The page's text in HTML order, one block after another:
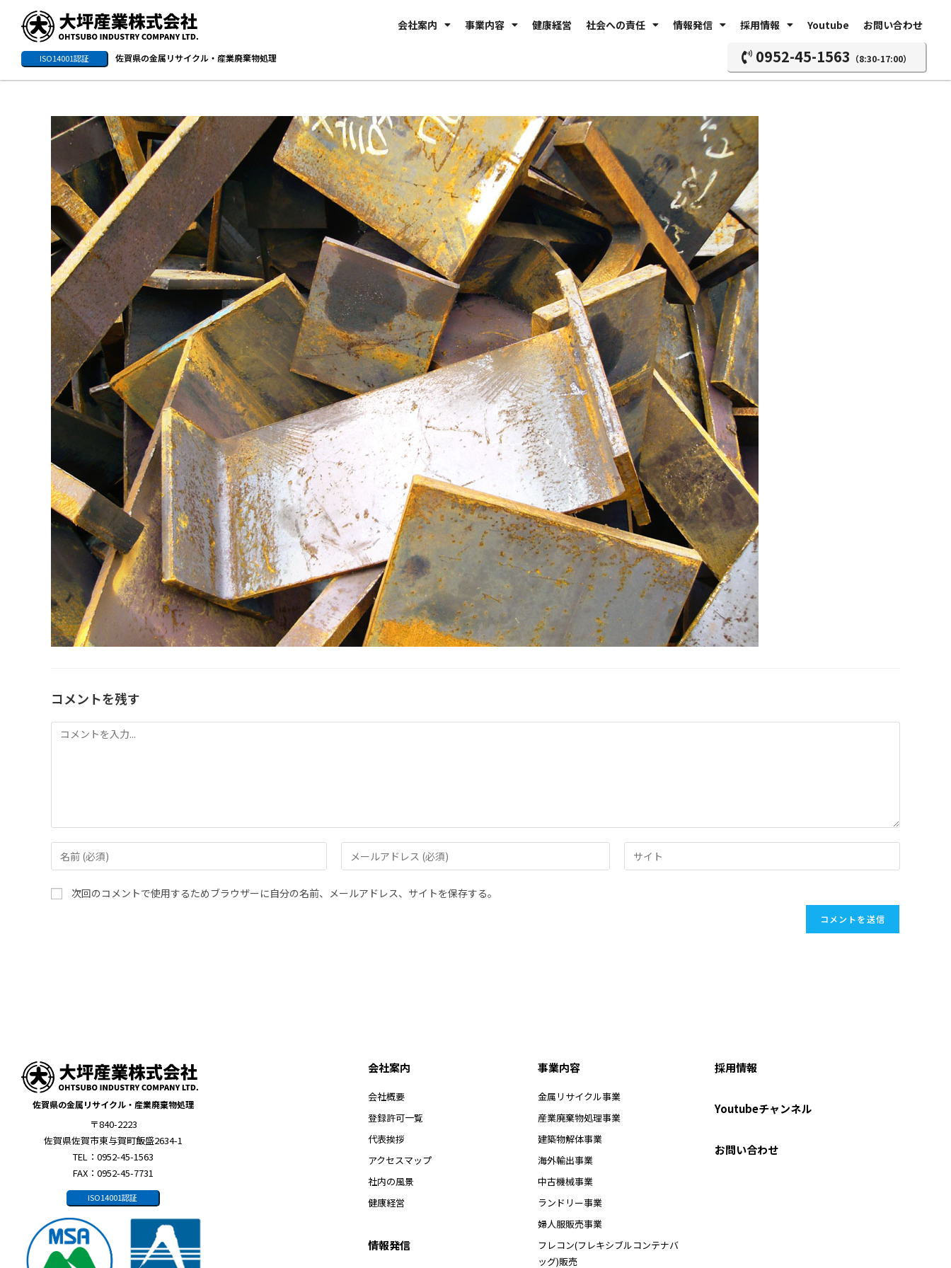
会社案内 事業内容 健康経営 社会への責任 情報発信 採用情報 Youtube お問い合わせ
ISO14001認証 佐賀県の金属リサイクル・産業廃棄物処理 0952-45-1563 （8:30-17:00）
コメントを残す
次回のコメントで使用するためブラウザーに自分の名前、メールアドレス、サイトを保存する。
佐賀県の金属リサイクル・産業廃棄物処理
〒840-2223
佐賀県佐賀市東与賀町飯盛2634-1
TEL：0952-45-1563
FAX：0952-45-7731
ISO14001認証
会社案内
会社概要
登録許可一覧
代表挨拶
アクセスマップ
社内の風景
健康経営
情報発信
事業内容
金属リサイクル事業
産業廃棄物処理事業
建築物解体事業
海外輸出事業
中古機械事業
ランドリー事業
婦人服販売事業
フレコン(フレキシブルコンテナバ
ッグ)販売
採用情報
Youtubeチャンネル
お問い合わせ